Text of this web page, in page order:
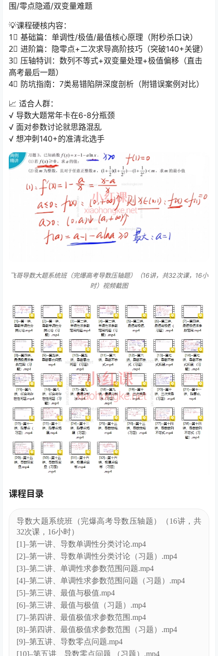
围/零点隐遁/双变量难题
💡课程硬核内容：
1⃣ 基础篇：单调性/极值/最值核心原理（附秒杀口诀）
2⃣ 进阶篇：隐零点+二次求导高阶技巧（突破140+关键）
3⃣ 压轴特训：数列不等式+双变量处理+极值偏移（直击
高考最后一题）
4⃣ 防坑指南：7类易错陷阱深度剖析（附错误案例对比）
📈 适合人群：
√ 导数大题常年卡在6-8分瓶颈
√ 面对参数讨论就思路混乱
√ 想冲刺140+的准清北选手
飞哥导数大题系统班（完爆高考导数压轴题）（16讲，共32次课，16小
时）视频截图
课程目录
导数大题系统班（完爆高考导数压轴题）（16讲，共
32次课，16小时）
[1]–第一讲、导数单调性分类讨论.mp4
[2]–第一讲、导数单调性分类讨论（习题）.mp4
[3]–第二讲、单调性求参数范围问题.mp4
[4]–第二讲、单调性求参数范围问题（习题）.mp4
[5]–第三讲、最值与极值.mp4
[6]–第三讲、最值与极值（习题）.mp4
[7]–第四讲、最值极值求参数范围.mp4
[8]–第四讲、最值极值求参数范围（习题）.mp4
[9]–第五讲、导数零点问题.mp4
[10]–第五讲、导数零点问题 （习题）.mp4